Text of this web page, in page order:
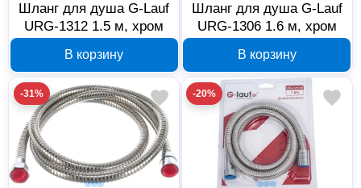
Шланг для душа G-Lauf
URG-1312 1.5 м, хром
В корзину
Шланг для душа G-Lauf
URG-1306 1.6 м, хром
В корзину
-31% -20%